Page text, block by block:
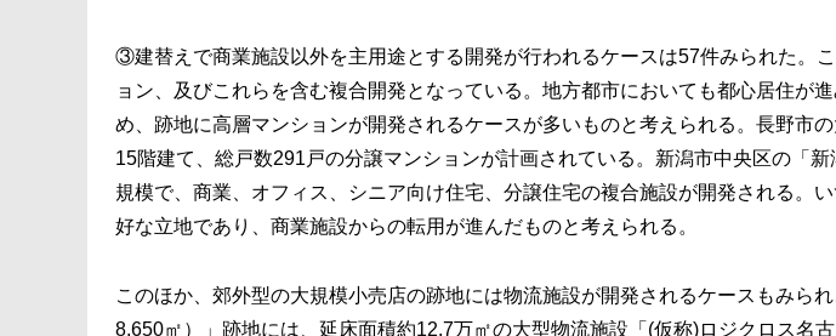
③建替えで商業施設以外を主用途とする開発が行われるケースは57件みられた。
ョン、及びこれらを含む複合開発となっている。地方都市においても都心居住が
め、跡地に高層マンションが開発されるケースが多いものと考えられる。長野市
15階建て、総戸数291戸の分譲マンションが計画されている。新潟市中央区の「
規模で、商業、オフィス、シニア向け住宅、分譲住宅の複合施設が開発される。
好な立地であり、商業施設からの転用が進んだものと考えられる。
このほか、郊外型の大規模小売店の跡地には物流施設が開発されるケースもみら
8,650㎡）」跡地には、延床面積約12.7万㎡の大型物流施設「(仮称)ロジクロス名